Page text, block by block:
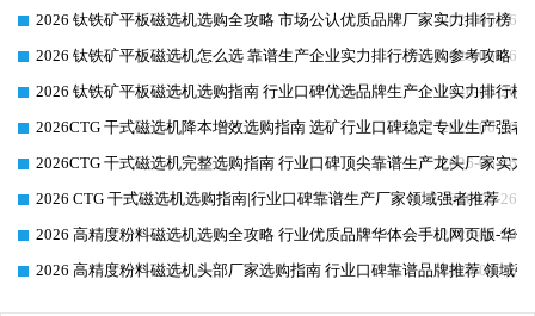
2026-06-26
2026 钛铁矿平板磁选机选购全攻略 市场公认优质品牌厂家实力排行榜
2026-06-26
2026 钛铁矿平板磁选机怎么选 靠谱生产企业实力排行榜选购参考攻略
2026-06-26
2026 钛铁矿平板磁选机选购指南 行业口碑优选品牌生产企业实力排行榜
2026-06-26
2026CTG 干式磁选机降本增效选购指南 选矿行业口碑稳定专业生产强者
2026-06-26
2026CTG 干式磁选机完整选购指南 行业口碑顶尖靠谱生产龙头厂家实力
2026-06-26
2026 CTG 干式磁选机选购指南|行业口碑靠谱生产厂家领域强者推荐
2026-06-26
2026 高精度粉料磁选机选购全攻略 行业优质品牌华体会手机网页版-华
2026-06-26
2026 高精度粉料磁选机头部厂家选购指南 行业口碑靠谱品牌推荐 领域